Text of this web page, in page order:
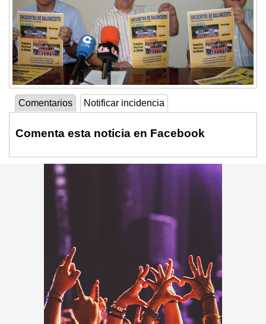
Comentarios Notificar incidencia
Comenta esta noticia en Facebook